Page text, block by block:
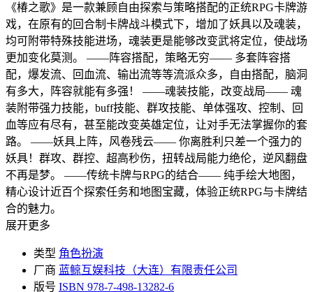
《椿之歌》是一款兼顾自由探索与策略搭配的正统RPG卡牌游
戏，在原有的回合制卡牌战斗模式下，增加了妖具以及魂装，
均可附带特殊技能进场，魂装更是能够改变武将定位，使战场
更加变化莫测。 ——阵容搭配，策略无穷—— 多套阵容搭
配，爆发流、回血流、输出流等等流派众多，自由搭配，脑洞
有多大，阵容就能有多强！ ——魂装技能，改变战局—— 魂
装附带强力技能，buff技能、群攻技能、单体强攻、控制、回
血等应有尽有，甚至能改变英雄定位，让对手无法掌握你的套
路。 ——妖具上阵，风卷残云—— 你离胜利只差一个强力的
妖具！群攻、群控、超高秒伤，扭转战局能力绝伦，逆风翻盘
不再是梦。 ——传统卡牌与RPG的结合—— 纯手绘大地图，
精心设计近百个探索任务和地图宝藏，体验正统RPG与卡牌结
合的魅力。
展开更多
类型 角色扮演
厂商 蓝鲸互娱科技（大连）有限责任公司
版号 ISBN 978-7-498-13282-6